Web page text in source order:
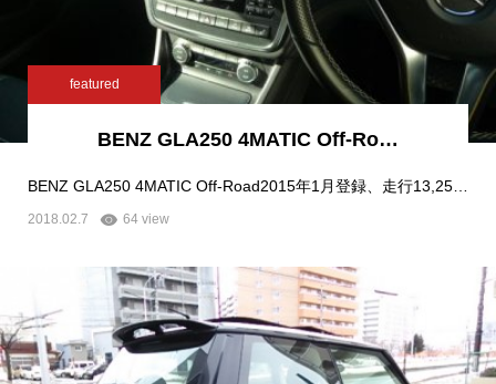
featured
BENZ GLA250 4MATIC Off-Ro…
BENZ GLA250 4MATIC Off-Road2015年1月登録、走行13,25…
2018.02.7 64 view